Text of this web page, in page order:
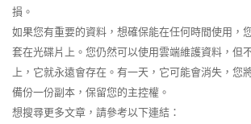
損。
如果您有重要的資料，想確保能在任何時間使用，
套在光碟片上。您仍然可以使用雲端維護資料，但
上，它就永遠會存在。有一天，它可能會消失，您
備份一份副本，保留您的主控權。
想搜尋更多文章，請參考以下連結：